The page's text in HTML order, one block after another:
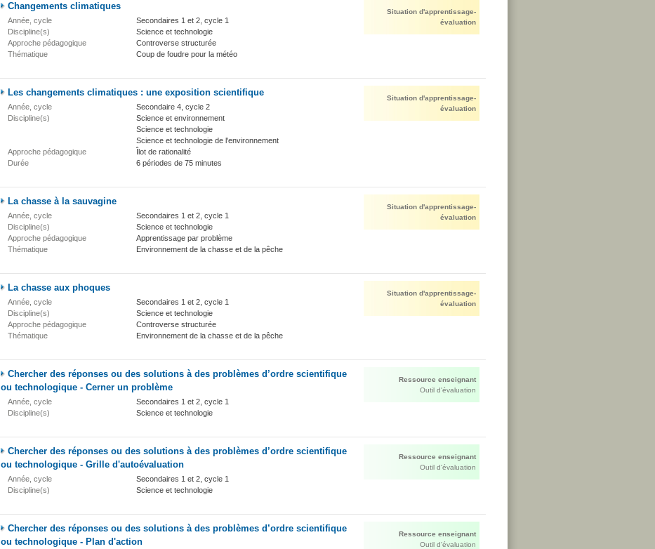
Changements climatiques
Année, cycle
Secondaires 1 et 2, cycle 1
Discipline(s)
Science et technologie
Approche pédagogique
Controverse structurée
Thématique
Coup de foudre pour la météo
Situation d'apprentissage-
évaluation
Les changements climatiques : une exposition scientifique
Année, cycle
Secondaire 4, cycle 2
Discipline(s)
Science et environnement
Science et technologie
Science et technologie de l'environnement
Approche pédagogique
Îlot de rationalité
Durée
6 périodes de 75 minutes
Situation d'apprentissage-
évaluation
La chasse à la sauvagine
Année, cycle
Secondaires 1 et 2, cycle 1
Discipline(s)
Science et technologie
Approche pédagogique
Apprentissage par problème
Thématique
Environnement de la chasse et de la pêche
Situation d'apprentissage-
évaluation
La chasse aux phoques
Année, cycle
Secondaires 1 et 2, cycle 1
Discipline(s)
Science et technologie
Approche pédagogique
Controverse structurée
Thématique
Environnement de la chasse et de la pêche
Situation d'apprentissage-
évaluation
Chercher des réponses ou des solutions à des problèmes d’ordre scientifique
ou technologique - Cerner un problème
Année, cycle
Secondaires 1 et 2, cycle 1
Discipline(s)
Science et technologie
Ressource enseignant
Outil d'évaluation
Chercher des réponses ou des solutions à des problèmes d’ordre scientifique
ou technologique - Grille d'autoévaluation
Année, cycle
Secondaires 1 et 2, cycle 1
Discipline(s)
Science et technologie
Ressource enseignant
Outil d'évaluation
Chercher des réponses ou des solutions à des problèmes d’ordre scientifique
ou technologique - Plan d'action
Ressource enseignant
Outil d'évaluation